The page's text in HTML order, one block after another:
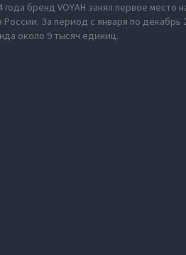
года бренд VOYAH занял первое
За период с января по
около 9 тысяч единиц.